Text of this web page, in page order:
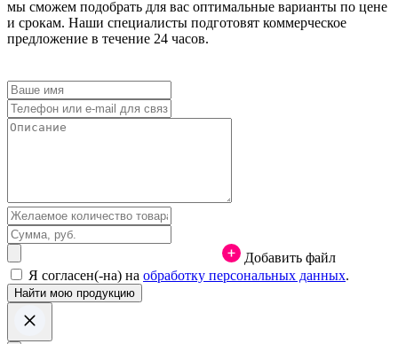
мы сможем подобрать для вас оптимальные варианты по цене
и срокам. Наши специалисты подготовят коммерческое
предложение в течение 24 часов.
Добавить файл
Я согласен(-на) на обработку персональных данных.